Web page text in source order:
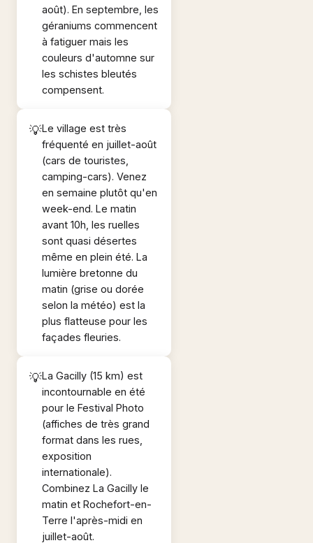
août). En septembre, les
géraniums commencent
à fatiguer mais les
couleurs d'automne sur
les schistes bleutés
compensent.
Le village est très
fréquenté en juillet-août
(cars de touristes,
camping-cars). Venez
en semaine plutôt qu'en
week-end. Le matin
avant 10h, les ruelles
sont quasi désertes
même en plein été. La
lumière bretonne du
matin (grise ou dorée
selon la météo) est la
plus flatteuse pour les
façades fleuries.
La Gacilly (15 km) est
incontournable en été
pour le Festival Photo
(affiches de très grand
format dans les rues,
exposition
internationale).
Combinez La Gacilly le
matin et Rochefort-en-
Terre l'après-midi en
juillet-août.